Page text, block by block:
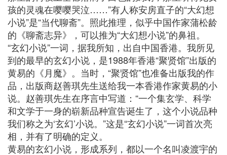
孩的灵魂在嘤嘤哭泣……”有人称安房直子的“大幻想
小说”是“当代聊斋”。照此推理，似乎中国作家蒲松龄
的《聊斋志异》，可以推为“大幻想小说”的鼻祖。
“玄幻小说”一词，据我所知，出自中国香港。我所见
到的最早的玄幻小说，是1988年香港“聚贤馆”出版的
黄易的《月魔》。当时，“聚贤馆”也准备出版我的作
品，出版商赵善琪先生送给我一本香港作家黄易的小
说。赵善琪先生在序言中写道：“一个集玄学、科学
和文学于一身的崭新品种宣告诞生了，这个小说品种
我们称之为‘玄幻’小说。”这是“玄幻小说”一词首次亮
相，并有了明确的定义。
黄易的玄幻小说，形成系列，都以一个名叫凌渡宇的